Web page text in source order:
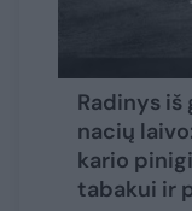
Radinys
nacių
kario
tabakui ir